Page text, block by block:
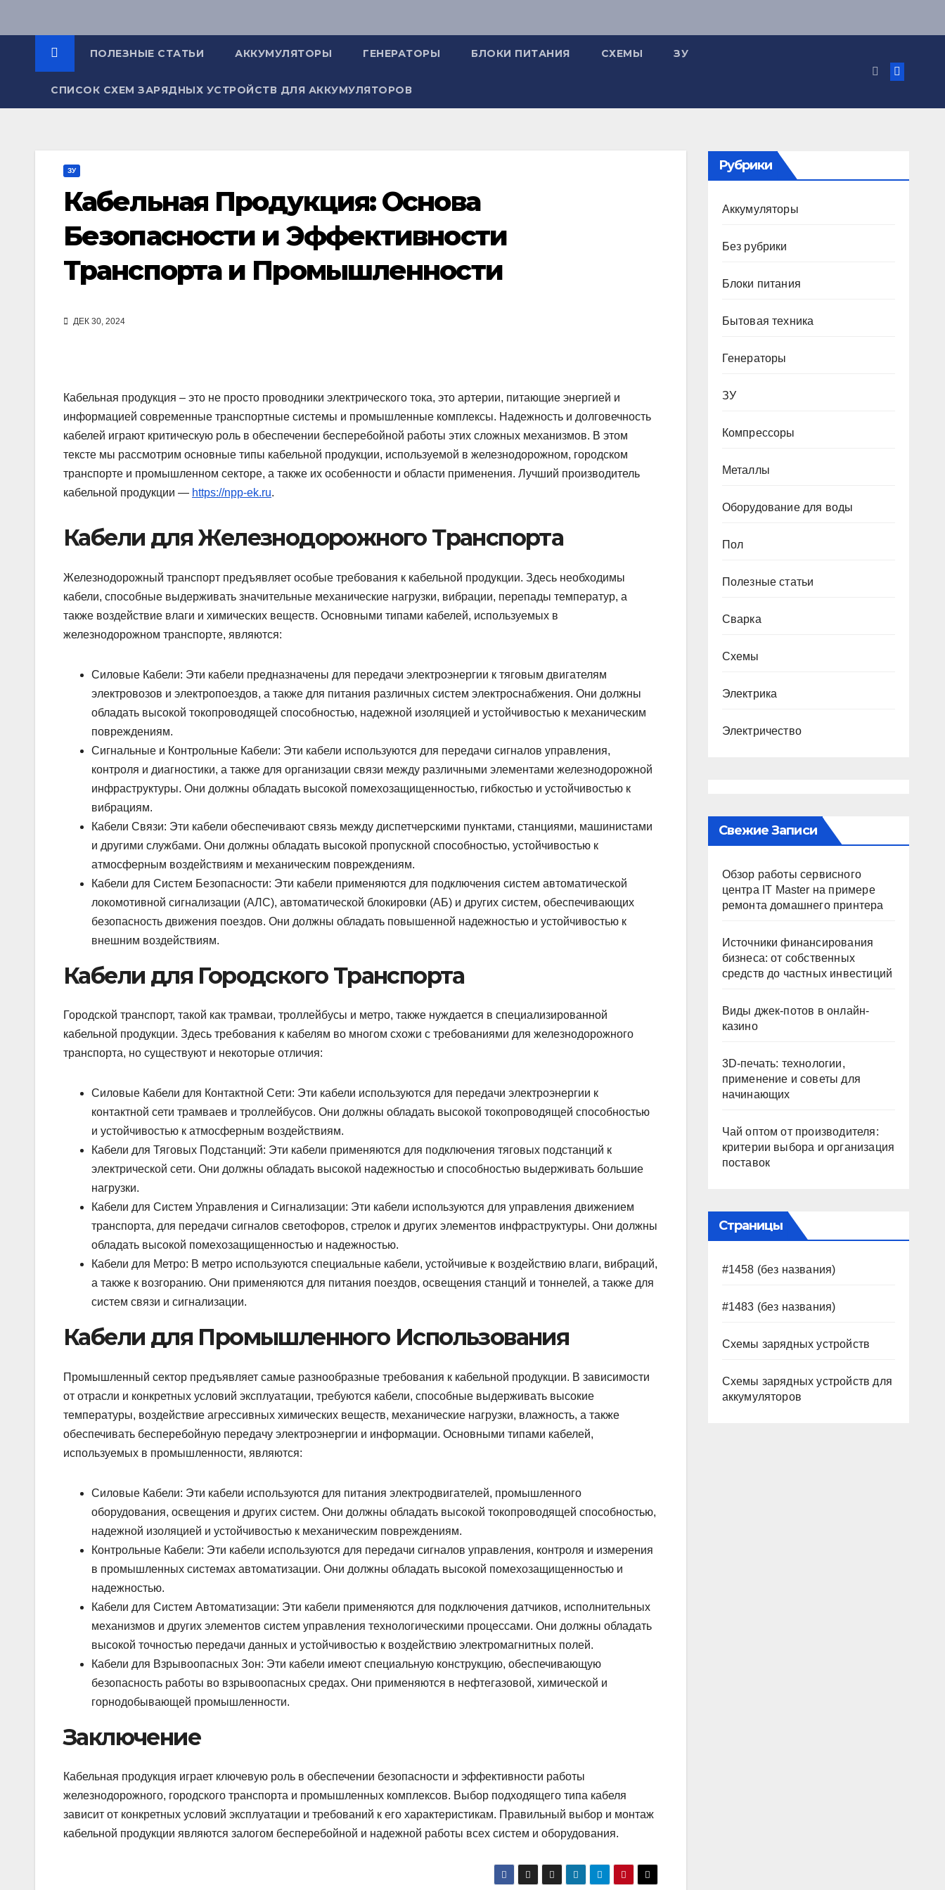
содержимому
ПОЛЕЗНЫЕ СТАТЬИ АККУМУЛЯТОРЫ ГЕНЕРАТОРЫ БЛОКИ ПИТАНИЯ СХЕМЫ ЗУ
СПИСОК СХЕМ ЗАРЯДНЫХ УСТРОЙСТВ ДЛЯ АККУМУЛЯТОРОВ
ЗУ
Кабельная Продукция: Основа
Безопасности и Эффективности
Транспорта и Промышленности
ДЕК 30, 2024
Кабельная продукция – это не просто проводники электрического тока, это артерии, питающие энергией и
информацией современные транспортные системы и промышленные комплексы. Надежность и долговечность
кабелей играют критическую роль в обеспечении бесперебойной работы этих сложных механизмов. В этом
тексте мы рассмотрим основные типы кабельной продукции, используемой в железнодорожном, городском
транспорте и промышленном секторе, а также их особенности и области применения. Лучший производитель
кабельной продукции — https://npp-ek.ru.
Кабели для Железнодорожного Транспорта
Железнодорожный транспорт предъявляет особые требования к кабельной продукции. Здесь необходимы
кабели, способные выдерживать значительные механические нагрузки, вибрации, перепады температур, а
также воздействие влаги и химических веществ. Основными типами кабелей, используемых в
железнодорожном транспорте, являются:
Силовые Кабели: Эти кабели предназначены для передачи электроэнергии к тяговым двигателям
электровозов и электропоездов, а также для питания различных систем электроснабжения. Они должны
обладать высокой токопроводящей способностью, надежной изоляцией и устойчивостью к механическим
повреждениям.
Сигнальные и Контрольные Кабели: Эти кабели используются для передачи сигналов управления,
контроля и диагностики, а также для организации связи между различными элементами железнодорожной
инфраструктуры. Они должны обладать высокой помехозащищенностью, гибкостью и устойчивостью к
вибрациям.
Кабели Связи: Эти кабели обеспечивают связь между диспетчерскими пунктами, станциями, машинистами
и другими службами. Они должны обладать высокой пропускной способностью, устойчивостью к
атмосферным воздействиям и механическим повреждениям.
Кабели для Систем Безопасности: Эти кабели применяются для подключения систем автоматической
локомотивной сигнализации (АЛС), автоматической блокировки (АБ) и других систем, обеспечивающих
безопасность движения поездов. Они должны обладать повышенной надежностью и устойчивостью к
внешним воздействиям.
Кабели для Городского Транспорта
Городской транспорт, такой как трамваи, троллейбусы и метро, также нуждается в специализированной
кабельной продукции. Здесь требования к кабелям во многом схожи с требованиями для железнодорожного
транспорта, но существуют и некоторые отличия:
Силовые Кабели для Контактной Сети: Эти кабели используются для передачи электроэнергии к
контактной сети трамваев и троллейбусов. Они должны обладать высокой токопроводящей способностью
и устойчивостью к атмосферным воздействиям.
Кабели для Тяговых Подстанций: Эти кабели применяются для подключения тяговых подстанций к
электрической сети. Они должны обладать высокой надежностью и способностью выдерживать большие
нагрузки.
Кабели для Систем Управления и Сигнализации: Эти кабели используются для управления движением
транспорта, для передачи сигналов светофоров, стрелок и других элементов инфраструктуры. Они должны
обладать высокой помехозащищенностью и надежностью.
Кабели для Метро: В метро используются специальные кабели, устойчивые к воздействию влаги, вибраций,
а также к возгоранию. Они применяются для питания поездов, освещения станций и тоннелей, а также для
систем связи и сигнализации.
Кабели для Промышленного Использования
Промышленный сектор предъявляет самые разнообразные требования к кабельной продукции. В зависимости
от отрасли и конкретных условий эксплуатации, требуются кабели, способные выдерживать высокие
температуры, воздействие агрессивных химических веществ, механические нагрузки, влажность, а также
обеспечивать бесперебойную передачу электроэнергии и информации. Основными типами кабелей,
используемых в промышленности, являются:
Силовые Кабели: Эти кабели используются для питания электродвигателей, промышленного
оборудования, освещения и других систем. Они должны обладать высокой токопроводящей способностью,
надежной изоляцией и устойчивостью к механическим повреждениям.
Контрольные Кабели: Эти кабели используются для передачи сигналов управления, контроля и измерения
в промышленных системах автоматизации. Они должны обладать высокой помехозащищенностью и
надежностью.
Кабели для Систем Автоматизации: Эти кабели применяются для подключения датчиков, исполнительных
механизмов и других элементов систем управления технологическими процессами. Они должны обладать
высокой точностью передачи данных и устойчивостью к воздействию электромагнитных полей.
Кабели для Взрывоопасных Зон: Эти кабели имеют специальную конструкцию, обеспечивающую
безопасность работы во взрывоопасных средах. Они применяются в нефтегазовой, химической и
горнодобывающей промышленности.
Заключение
Кабельная продукция играет ключевую роль в обеспечении безопасности и эффективности работы
железнодорожного, городского транспорта и промышленных комплексов. Выбор подходящего типа кабеля
зависит от конкретных условий эксплуатации и требований к его характеристикам. Правильный выбор и монтаж
кабельной продукции являются залогом бесперебойной и надежной работы всех систем и оборудования.
Рубрики
Аккумуляторы
Без рубрики
Блоки питания
Бытовая техника
Генераторы
ЗУ
Компрессоры
Металлы
Оборудование для воды
Пол
Полезные статьи
Сварка
Схемы
Электрика
Электричество
Свежие Записи
Обзор работы сервисного
центра IT Master на примере
ремонта домашнего принтера
Источники финансирования
бизнеса: от собственных
средств до частных инвестиций
Виды джек-потов в онлайн-
казино
3D-печать: технологии,
применение и советы для
начинающих
Чай оптом от производителя:
критерии выбора и организация
поставок
Страницы
#1458 (без названия)
#1483 (без названия)
Схемы зарядных устройств
Схемы зарядных устройств для
аккумуляторов